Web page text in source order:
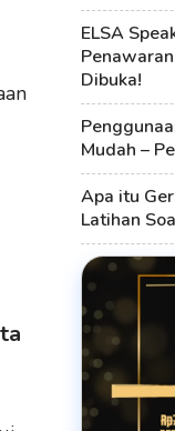
ELSA
Dibuka!
Mudah –
Apa itu
Latihan